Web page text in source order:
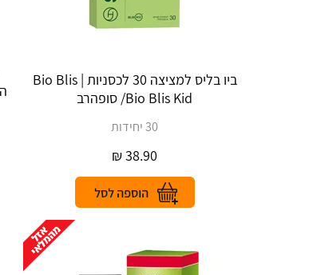
ביו בליס למציצה 30 לכסניות | Bio Blis
/Bio Blis Kid סופהרב
30 יחידות
38.90
₪